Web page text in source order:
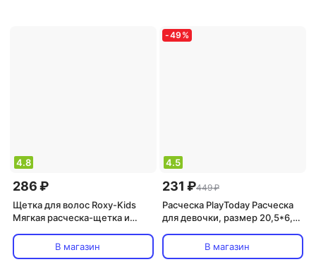
4.8
286 ₽
Щетка для волос Roxy-Kids
Мягкая расческа-щетка и
шерсти, цвет персиковый
В магазин
-49 %
4.5
231 ₽449 ₽
Расческа PlayToday Расческа
для девочки, размер 20,5*6,7
В магазин